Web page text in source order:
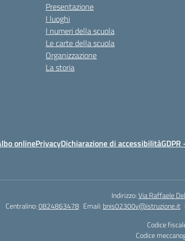
Presentazione
I luoghi
I numeri della scuola
Le carte della scuola
Organizzazione
La storia
onlinePrivacyDichiarazione di accessibilità
Indirizzo:Via Raffaele
Centralino:0824863478 Email: bnis02300v@istruzione.it
Codice
Codice